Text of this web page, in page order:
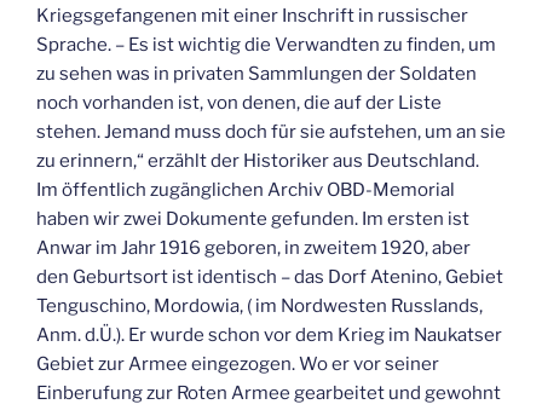
Kriegsgefangenen mit einer Inschrift in russischer
Sprache. – Es ist wichtig die Verwandten zu finden, um
zu sehen was in privaten Sammlungen der Soldaten
noch vorhanden ist, von denen, die auf der Liste
stehen. Jemand muss doch für sie aufstehen, um an sie
zu erinnern,“ erzählt der Historiker aus Deutschland.
Im öffentlich zugänglichen Archiv OBD-Memorial
haben wir zwei Dokumente gefunden. Im ersten ist
Anwar im Jahr 1916 geboren, in zweitem 1920, aber
den Geburtsort ist identisch – das Dorf Atenino, Gebiet
Tenguschino, Mordowia, ( im Nordwesten Russlands,
Anm. d.Ü.). Er wurde schon vor dem Krieg im Naukatser
Gebiet zur Armee eingezogen. Wo er vor seiner
Einberufung zur Roten Armee gearbeitet und gewohnt